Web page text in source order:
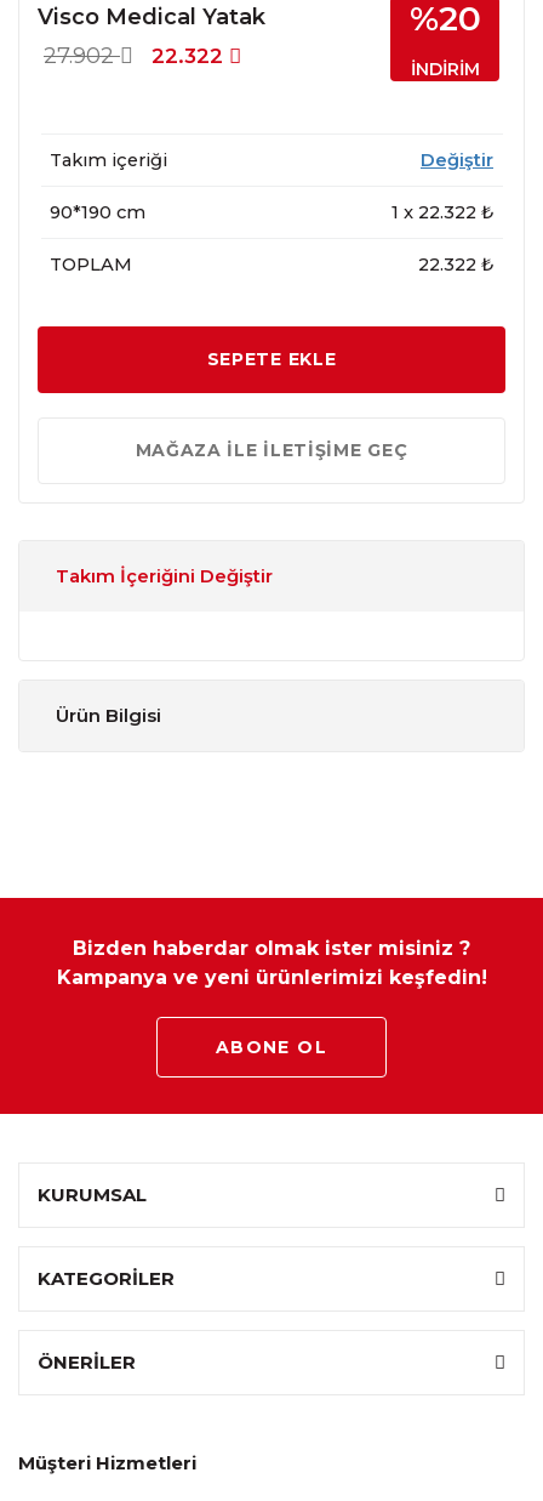
Visco Medical Yatak
27.902
22.322
İNDİRİM
%20
Takım içeriği Değiştir
90*190 cm 1 x 22.322 ₺
TOPLAM 22.322 ₺
SEPETE EKLE
MAĞAZA İLE İLETİŞİME GEÇ
Takım İçeriğini Değiştir
Ürün Bilgisi
Kullanım
Çift Taraflı
: Hayır
Yay Tipi : Yaysız
Süresi
Bizden haberdar olmak ister misiniz ?
Kampanya ve yeni ürünlerimizi keşfedin!
ABONE OL
KURUMSAL
KATEGORİLER
ÖNERİLER
Müşteri Hizmetleri